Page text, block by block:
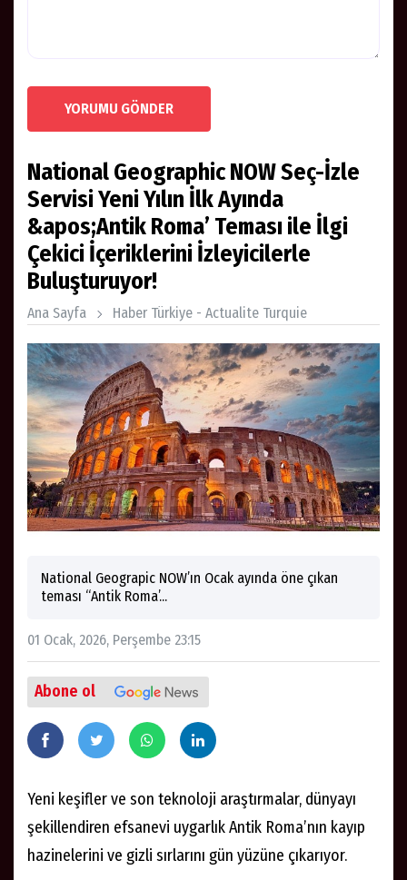
YORUMU GÖNDER
National Geographic NOW Seç-İzle
Servisi Yeni Yılın İlk Ayında
&apos;Antik Roma’ Teması ile İlgi
Çekici İçeriklerini İzleyicilerle
Buluşturuyor!
Ana Sayfa Haber Türkiye - Actualite Turquie
National Geograpic NOW’ın Ocak ayında öne çıkan
teması “Antik Roma’...
01 Ocak, 2026, Perşembe 23:15
Abone ol
Yeni keşifler ve son teknoloji araştırmalar, dünyayı
şekillendiren efsanevi uygarlık Antik Roma’nın kayıp
hazinelerini ve gizli sırlarını gün yüzüne çıkarıyor.